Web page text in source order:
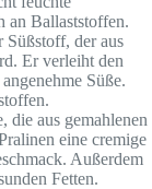
an Ballaststoffen.
der aus
Er verleiht den
Süße.
die aus gemahlenen
eine cremige
Außerdem
Fetten.